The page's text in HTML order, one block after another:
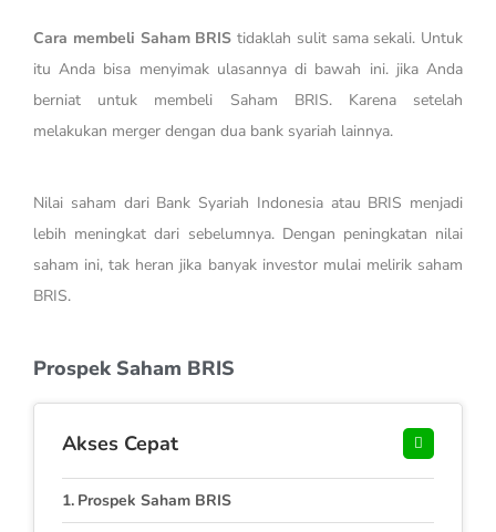
Cara membeli Saham BRIS tidaklah sulit sama sekali. Untuk
itu Anda bisa menyimak ulasannya di bawah ini. jika Anda
berniat untuk membeli Saham BRIS. Karena setelah
melakukan merger dengan dua bank syariah lainnya.
Nilai saham dari Bank Syariah Indonesia atau BRIS menjadi
lebih meningkat dari sebelumnya. Dengan peningkatan nilai
saham ini, tak heran jika banyak investor mulai melirik saham
BRIS.
Prospek Saham BRIS
Akses Cepat
Prospek Saham BRIS